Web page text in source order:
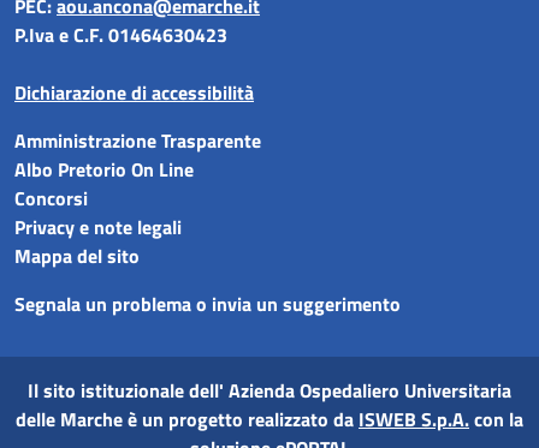
PEC:aou.ancona@emarche.it
P.Iva e C.F. 01464630423
Dichiarazione di accessibilità
Amministrazione Trasparente
Albo Pretorio On Line
Concorsi
Privacy e note legali
Mappa del sito
Segnala un problema o invia un suggerimento
Il sito istituzionale dell' Azienda Ospedaliero Universitaria
delle Marcheè un progetto realizzato da ISWEB S.p.A.con la